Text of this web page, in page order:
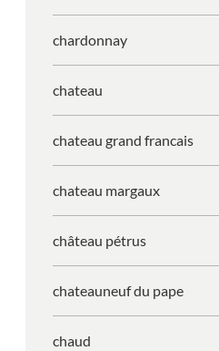
chardonnay
chateau
chateau grand francais
chateau margaux
château pétrus
chateauneuf du pape
chaud